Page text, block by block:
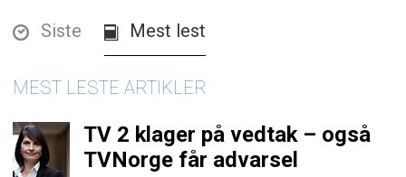
Siste Mest lest
MEST LESTE ARTIKLER
TV 2 klager på vedtak – også
TVNorge får advarsel